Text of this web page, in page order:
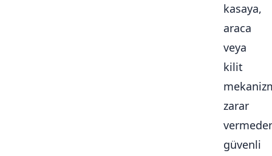
kasaya,
araca
veya
kilit
zarar
güvenli